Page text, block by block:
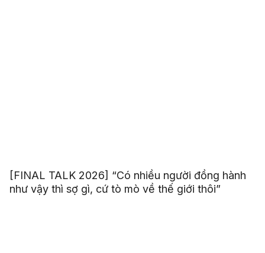
[FINAL TALK 2026] “Có nhiều người đồng hành
như vậy thì sợ gì, cứ tò mò về thế giới thôi”